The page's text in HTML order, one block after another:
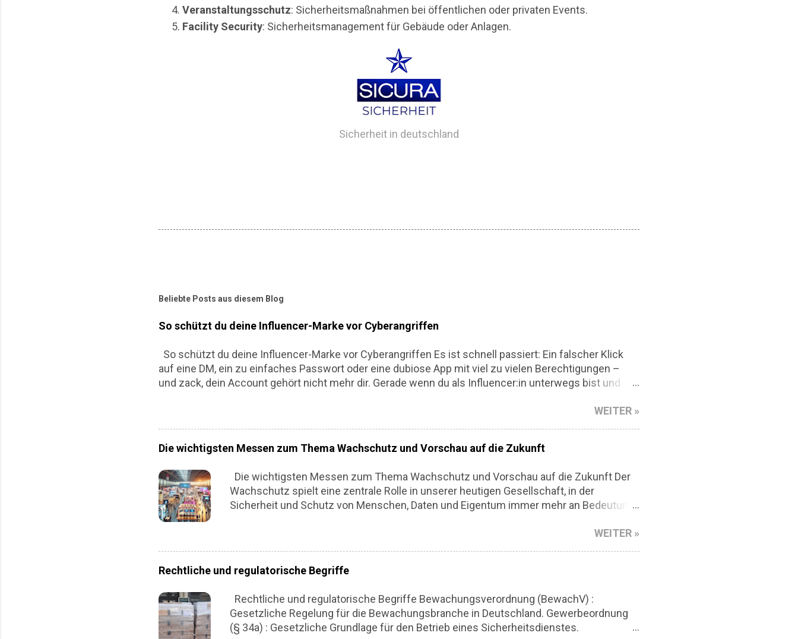
Veranstaltungsschutz: Sicherheitsmaßnahmen bei öffentlichen oder privaten Events.
Facility Security: Sicherheitsmanagement für Gebäude oder Anlagen.
Sicherheit in deutschland
Beliebte Posts aus diesem Blog
So schützt du deine Influencer-Marke vor Cyberangriffen
So schützt du deine Influencer-Marke vor Cyberangriffen Es ist schnell passiert: Ein falscher Klick
auf eine DM, ein zu einfaches Passwort oder eine dubiose App mit viel zu vielen Berechtigungen –
und zack, dein Account gehört nicht mehr dir. Gerade wenn du als Influencer:in unterwegs bist und
emotional. Denn plötzlich postet jemand in deinem Namen – und du schaust nur zu. Aber keine Panik.
Du musst kein IT-Profi sein, um deine Marke abzusichern. Hier kommt eine realistische Anleitung, wie
Dein digitales Türschloss Klingt langweilig? Vielleicht. Aber 2FA ist ein verdammt guter Anfang. Und
nein, die „per SMS“-Variante reicht nicht. Nutze lieber eine App wie Authy , Google Authenticator oder
besser noch: einen Hardware-Token wie YubiKey. Klar, ein Gerät mehr. Aber auch: eine e...
WEITER »
Die wichtigsten Messen zum Thema Wachschutz und Vorschau auf die Zukunft
Die wichtigsten Messen zum Thema Wachschutz und Vorschau auf die Zukunft Der
Wachschutz spielt eine zentrale Rolle in unserer heutigen Gesellschaft, in der
Sicherheit und Schutz von Menschen, Daten und Eigentum immer mehr an Bedeutung
Ressourcen in den Schutz vor physischen und digitalen Bedrohungen. Fachmessen
dienen in diesem Zusammenhang als zentrale Plattformen, um Innovationen
Artikel geben wir einen Überblick über die wichtigsten internationalen und nationalen
Fachmessen zum Thema Wachschutz und wagen einen Ausblick auf die Zukunft der
Branche. 1. Security Essen (Deutschland) Die Security Essen gilt als eine der weltweit
bedeutendsten Messen für Sicherheit und Brandschutz. Sie findet alle zwei Jahre in
Essen statt und zieht zahlreiche internationale Aussteller und Fachbesucher an.
WEITER »
Rechtliche und regulatorische Begriffe
Rechtliche und regulatorische Begriffe Bewachungsverordnung (BewachV) :
Gesetzliche Regelung für die Bewachungsbranche in Deutschland. Gewerbeordnung
(§ 34a) : Gesetzliche Grundlage für den Betrieb eines Sicherheitsdienstes.